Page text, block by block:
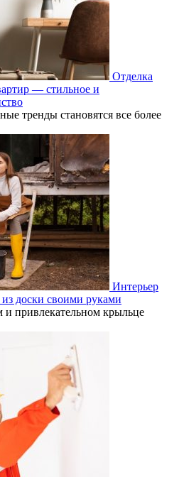
Отделка
— стильное и
тренды становятся все более
Интерьер
доски своими руками
привлекательном крыльце